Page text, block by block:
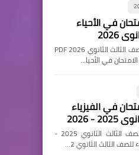
في الأحياء
2026
📘 تحميل كتاب الامتحان في الأحياء الصف الثالث الثانوي 2026 PDF
في الأحيا…
في الفيزياء
- 2026
تحميل كتاب الامتحان في الفيزياء للصف الثالث الثانوي 2025 -